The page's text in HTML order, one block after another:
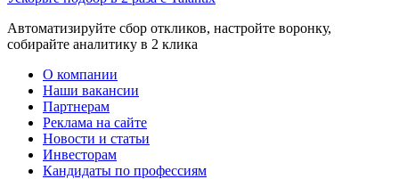
Автоматизируйте сбор откликов, настройте воронку,
собирайте аналитику в 2 клика
О компании
Наши вакансии
Партнерам
Реклама на сайте
Новости и статьи
Инвесторам
Кандидаты по профессиям